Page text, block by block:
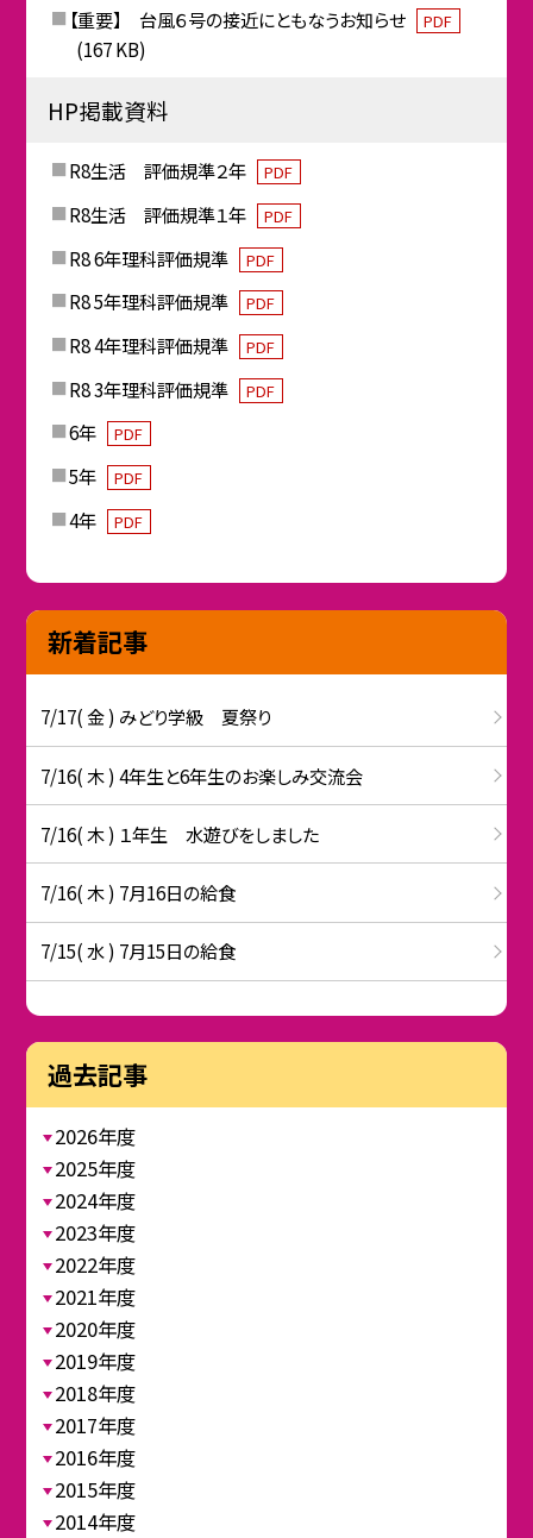
【重要】 台風６号の接近にともなうお知らせ PDF
(167 KB)
HP掲載資料
R8生活 評価規準２年 PDF
R8生活 評価規準１年 PDF
R8 6年理科評価規準 PDF
R8 5年理科評価規準 PDF
R8 4年理科評価規準 PDF
R8 3年理科評価規準 PDF
6年 PDF
5年 PDF
4年 PDF
新着記事
7/17( 金 ) みどり学級 夏祭り
7/16( 木 ) 4年生と6年生のお楽しみ交流会
7/16( 木 ) １年生 水遊びをしました
7/16( 木 ) 7月16日の給食
7/15( 水 ) 7月15日の給食
過去記事
2026年度
2025年度
2024年度
2023年度
2022年度
2021年度
2020年度
2019年度
2018年度
2017年度
2016年度
2015年度
2014年度